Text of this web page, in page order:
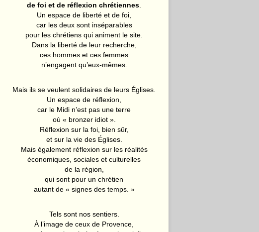
de foi et de réflexion chrétiennes
Un espace de liberté et de foi,
car les deux sont inséparables
pour les chrétiens qui animent le site.
Dans la liberté de leur recherche,
ces hommes et ces femmes
n’engagent qu’eux-mêmes.
Mais ils se veulent solidaires de leurs Églises.
Un espace de réflexion,
car le Midi n’est pas une terre
où « bronzer idiot ».
Réflexion sur la foi, bien sûr,
et sur la vie des Églises.
Mais également réflexion sur les réalités
économiques, sociales et culturelles
de la région,
qui sont pour un chrétien
autant de « signes des temps. »
Tels sont nos sentiers.
À l’image de ceux de Provence,